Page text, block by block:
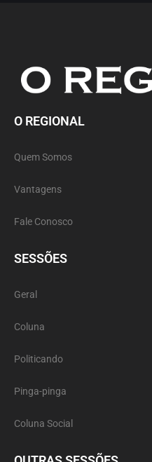
O REGIONAL
Quem Somos
Vantagens
Fale Conosco
SESSÕES
Geral
Coluna
Politicando
Pinga-pinga
Coluna Social